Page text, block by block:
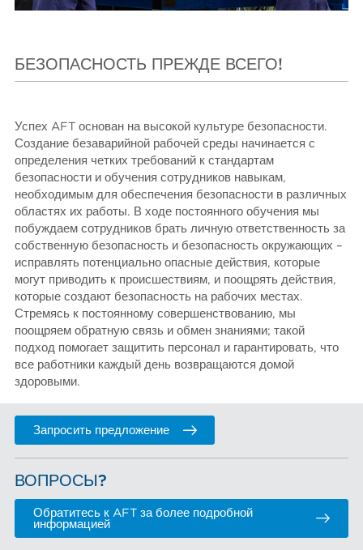
БЕЗОПАСНОСТЬ ПРЕЖДЕ ВСЕГО!
Успех AFT основан на высокой культуре безопасности.
Создание безаварийной рабочей среды начинается с
определения четких требований к стандартам
безопасности и обучения сотрудников навыкам,
необходимым для обеспечения безопасности в различных
областях их работы. В ходе постоянного обучения мы
побуждаем сотрудников брать личную ответственность за
собственную безопасность и безопасность окружающих –
исправлять потенциально опасные действия, которые
могут приводить к происшествиям, и поощрять действия,
которые создают безопасность на рабочих местах.
Стремясь к постоянному совершенствованию, мы
поощряем обратную связь и обмен знаниями; такой
подход помогает защитить персонал и гарантировать, что
все работники каждый день возвращаются домой
здоровыми.
Запросить предложение
ВОПРОСЫ?
Обратитесь к AFT за более подробной
информацией